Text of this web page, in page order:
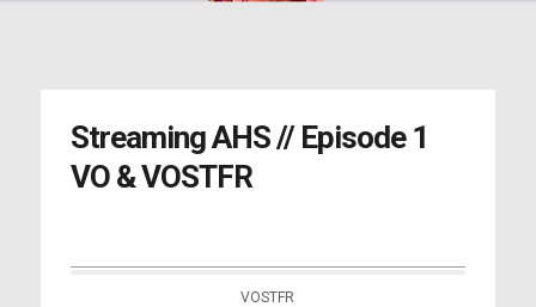
Streaming AHS // Episode 1
VO & VOSTFR
VOSTFR